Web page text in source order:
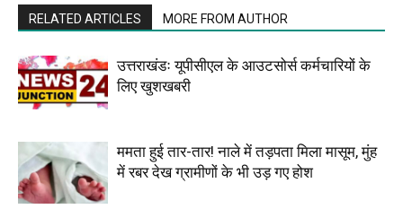
RELATED ARTICLES MORE FROM AUTHOR
उत्तराखंडः यूपीसीएल के आउटसोर्स कर्मचारियों के
लिए खुशखबरी
ममता हुई तार-तार! नाले में तड़पता मिला मासूम, मुंह
में रबर देख ग्रामीणों के भी उड़ गए होश